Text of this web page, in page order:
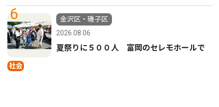
6
社会
金沢区・磯子区
2026.08.06
夏祭りに５００人 富岡のセレモホールで